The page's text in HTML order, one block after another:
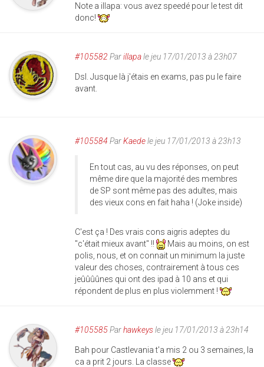
Note a illapa: vous avez speedé pour le test dit
donc!
#105582 Parillapale jeu 17/01/2013 à 23h07
Dsl. Jusque là j'étais en exams, pas pu le faire
avant.
#105584 ParKaedele jeu 17/01/2013 à 23h13
En tout cas, au vu des réponses, on peut
même dire que la majorité des membres
de SP sont même pas des adultes, mais
des vieux cons en fait haha ! (Joke inside)
C'est ça ! Des vrais cons aigris adeptes du
"c'était mieux avant" !!
Mais au moins, on est
polis, nous, et on connait un minimum la juste
valeur des choses, contrairement à tous ces
jeûûûûnes qui ont des ipad à 10 ans et qui
répondent de plus en plus violemment !
#105585Parhawkeysle jeu 17/01/2013 à 23h14
Bah pour Castlevania t'a mis 2 ou 3 semaines, la
ca a prit 2 jours. La classe